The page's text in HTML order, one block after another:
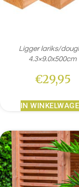
Ligger lariks/
4.3×9.0x500cm
€29,95
IN